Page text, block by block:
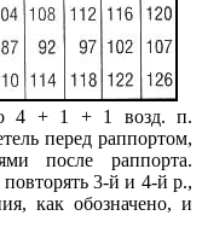
4 + 1 + 1 возд. п.
перед раппортом,
после раппорта.
3-й и 4-й р.,
как обозначено, и